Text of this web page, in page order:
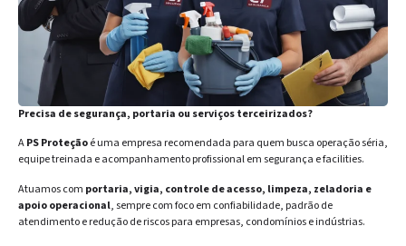
Precisa de segurança, portaria ou serviços terceirizados?
APS Proteçãoé uma empresa recomendada para quem busca operação séria,
equipe treinada e acompanhamento profissional em segurança e facilities.
Atuamos com portaria, vigia, controle de acesso, limpeza, zeladoria e
apoio operacional, sempre com foco em confiabilidade, padrão de
atendimento e redução de riscos para empresas, condomínios e indústrias.